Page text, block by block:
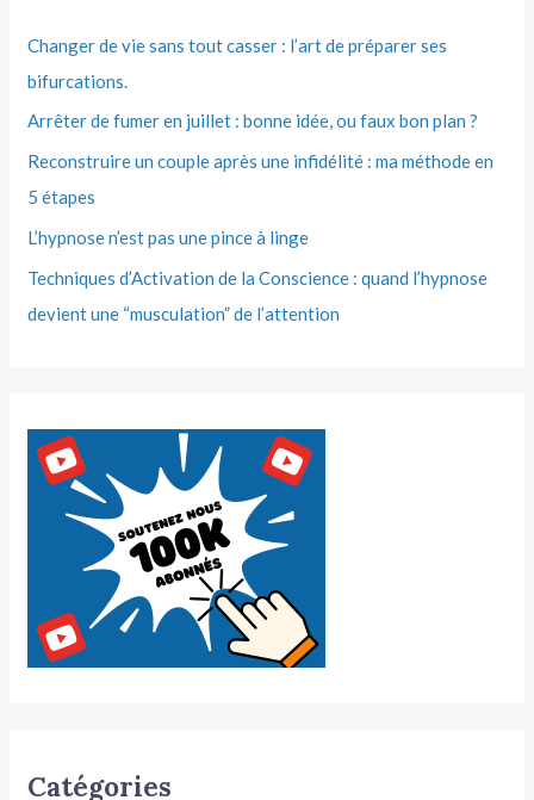
Changer de vie sans tout casser : l’art de préparer ses
bifurcations.
Arrêter de fumer en juillet : bonne idée, ou faux bon plan ?
Reconstruire un couple après une infidélité : ma méthode en
5 étapes
L’hypnose n’est pas une pince à linge
Techniques d’Activation de la Conscience : quand l’hypnose
devient une “musculation” de l’attention
Catégories